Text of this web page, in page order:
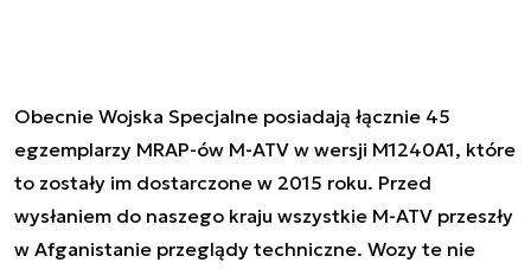
Obecnie Wojska Specjalne posiadają łącznie 45
egzemplarzy MRAP-ów M-ATV w wersji M1240A1, które
to zostały im dostarczone w 2015 roku. Przed
wysłaniem do naszego kraju wszystkie M-ATV przeszły
w Afganistanie przeglądy techniczne. Wozy te nie